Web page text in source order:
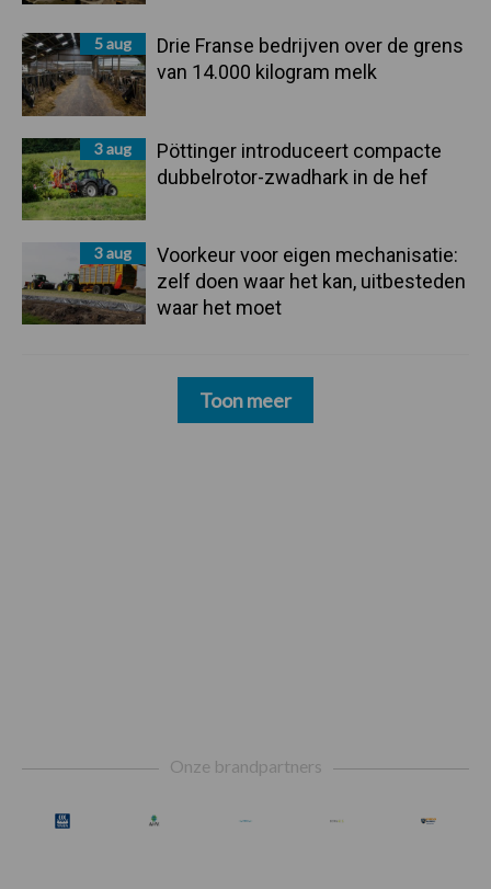
5 aug
Drie Franse bedrijven over de grens
van 14.000 kilogram melk
3 aug
Pöttinger introduceert compacte
dubbelrotor-zwadhark in de hef
3 aug
Voorkeur voor eigen mechanisatie:
zelf doen waar het kan, uitbesteden
waar het moet
Toon meer
Onze brandpartners